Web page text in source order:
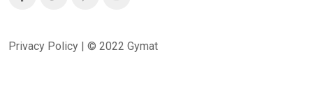
Privacy Policy | © 2022 Gymat